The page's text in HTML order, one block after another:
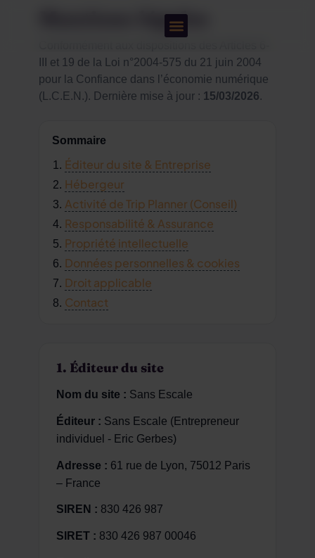
Mentions légales
III et 19 de la Loi n°2004-575 du 21 juin 2004
pour la Confiance dans l’économie numérique
(L.C.E.N.). Dernière mise à jour : 15/03/2026.
Sommaire
Éditeur du site & Entreprise
Hébergeur
Activité de Trip Planner (Conseil)
Responsabilité & Assurance
Propriété intellectuelle
Données personnelles & cookies
Droit applicable
Contact
1. Éditeur du site
Nom du site : Sans Escale
Éditeur : Sans Escale (Entrepreneur
individuel - Eric Gerbes)
Adresse : 61 rue de Lyon, 75012 Paris
– France
SIREN : 830 426 987
SIRET : 830 426 987 00046